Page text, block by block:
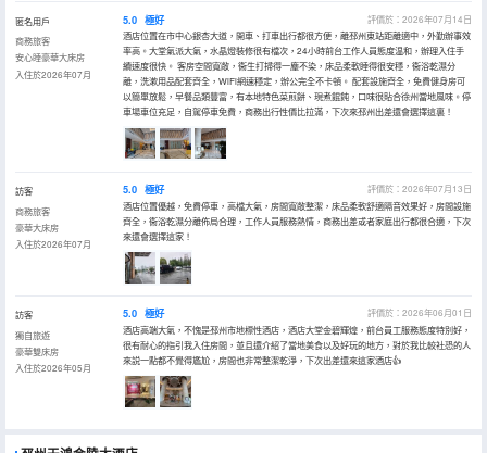
匿名用戶
商務旅客
安心睡豪華大床房
入住於2026年07月
5.0 極好
評價於：2026年07月14日
酒店位置在市中心銀杏大道，開車、打車出行都很方便，離邳州東站距離適中，外勤辦事效
率高。大堂氣派大氣，水晶燈裝修很有檔次，24小時前台工作人員態度温和，辦理入住手
續速度很快。 客房空間寬敞，衞生打掃得一塵不染，床品柔軟睡得很安穩，衞浴乾濕分
離，洗漱用品配套齊全，WiFi網速穩定，辦公完全不卡頓。 配套設施齊全，免費健身房可
以簡單放鬆，早餐品類豐富，有本地特色菜煎餅、現煮餛飩，口味很貼合徐州當地風味。停
車場車位充足，自駕停車免費，商務出行性價比拉滿，下次來邳州出差還會選擇這裏！
訪客
商務旅客
豪華大床房
入住於2026年07月
5.0 極好
評價於：2026年07月13日
酒店位置優越，免費停車，高檔大氣，房間寬敞整潔，床品柔軟舒適隔音效果好，房間設施
齊全，衞浴乾濕分離佈局合理，工作人員服務熱情，商務出差或者家庭出行都很合適，下次
來還會選擇這家！
訪客
獨自旅遊
豪華雙床房
入住於2026年05月
5.0 極好
評價於：2026年06月01日
酒店高端大氣，不愧是邳州市地標性酒店，酒店大堂金碧輝煌，前台員工服務態度特別好，
很有耐心的指引我入住房間，並且還介紹了當地美食以及好玩的地方，對於我比較社恐的人
來説一點都不覺得尷尬，房間也非常整潔乾淨，下次出差還來這家酒店👍